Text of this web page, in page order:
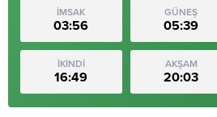
İMSAK
03:56
GÜNEŞ
05:39
İKİNDİ
16:49
AKŞAM
20:03